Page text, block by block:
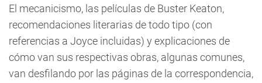
El mecanicismo, las películas de Buster Keaton,
recomendaciones literarias de todo tipo (con
referencias a Joyce incluidas) y explicaciones de
cómo van sus respectivas obras, algunas comunes,
van desfilando por las páginas de la correspondencia,